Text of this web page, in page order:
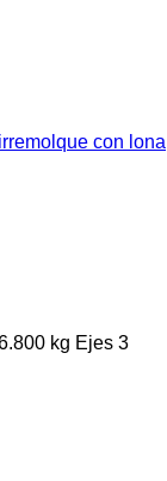
con lona
kg Ejes 3